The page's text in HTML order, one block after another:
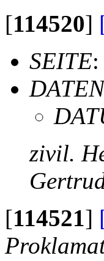
[114520]
SEITE
DATEN
zivil.
[114521]